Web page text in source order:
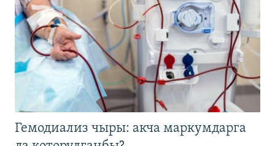
Гемодиализ чыры: акча маркумдарга